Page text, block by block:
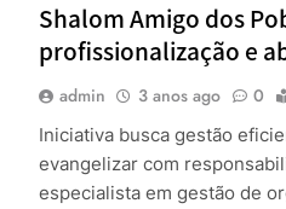
Shalom Amigo dos
profissionalização e
admin 3 anos ago 0
Iniciativa busca gestão
evangelizar com
especialista em gestão de